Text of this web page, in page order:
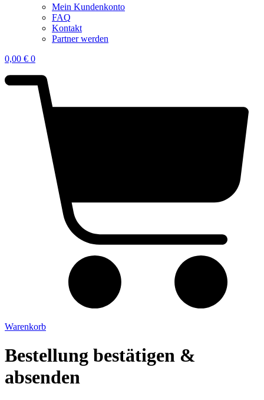
Mein Kundenkonto
FAQ
Kontakt
Partner werden
0,00 € 0
Warenkorb
Bestellung bestätigen &
absenden